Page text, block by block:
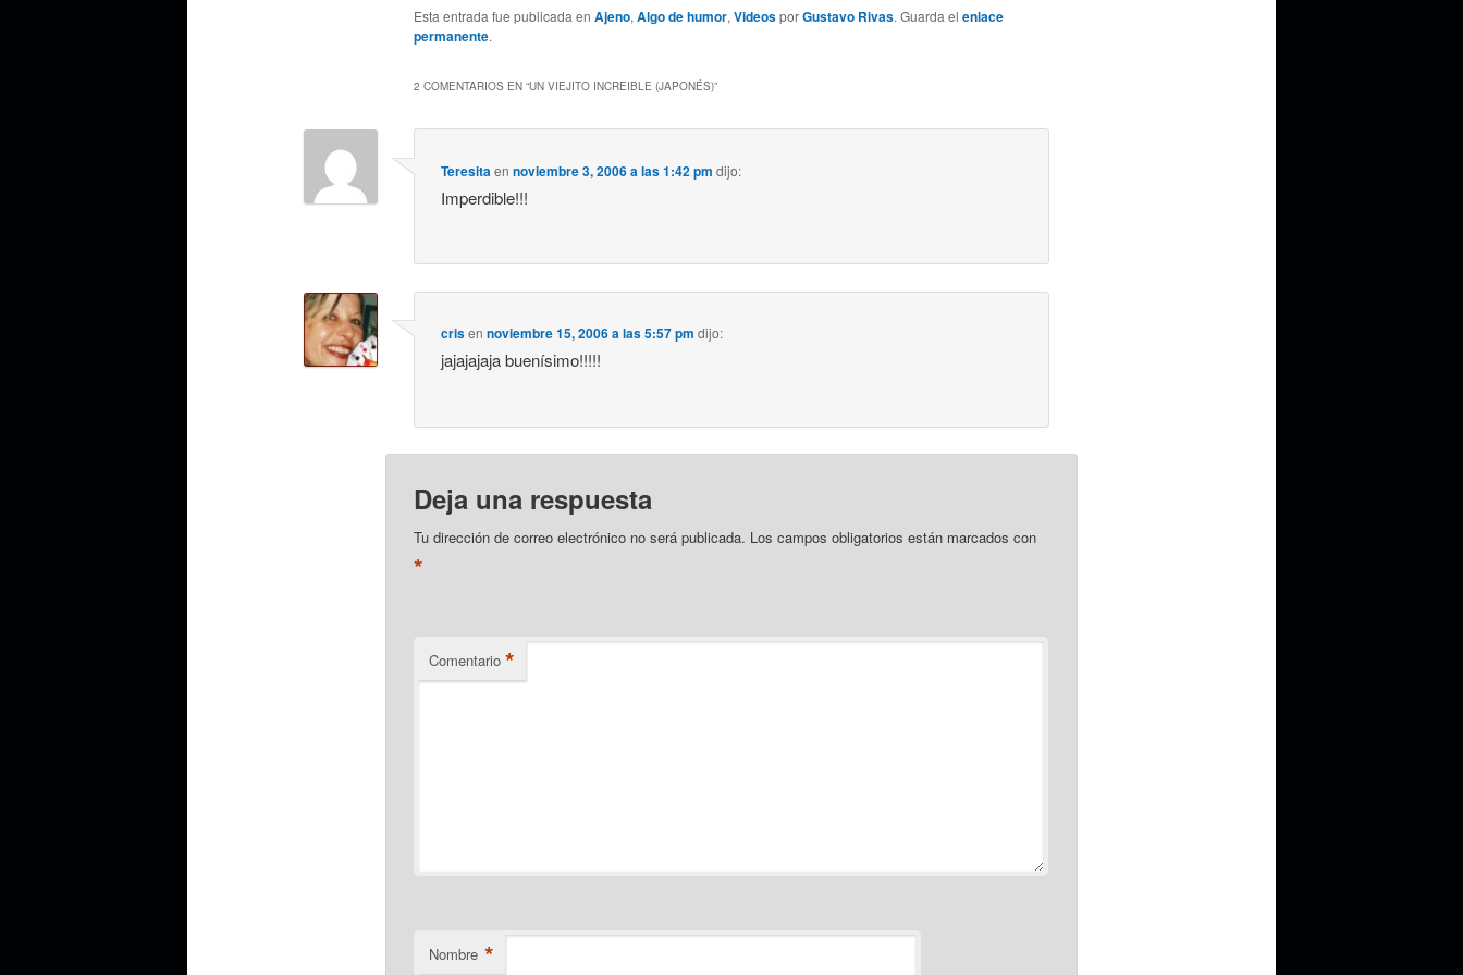
Esta entrada fue publicada en Ajeno, Algo de humor, VideosporGustavo Rivas. Guarda el enlace
permanente.
2 COMENTARIOS EN “UN VIEJITO INCREIBLE (JAPONÉS)”
Teresitaennoviembre 3, 2006 a las 1:42 pm dijo:
Imperdible!!!
crisennoviembre 15, 2006 a las 5:57 pm dijo:
jajajajaja buenísimo!!!!!
Deja una respuesta
Tu dirección de correo electrónico no será publicada. Los campos obligatorios están marcados con
*
Comentario *
Nombre *